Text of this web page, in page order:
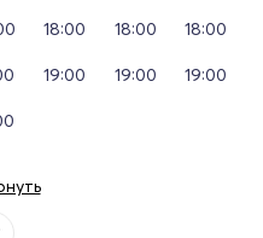
18:00
19:00
18:00
19:00
18:00
19:00